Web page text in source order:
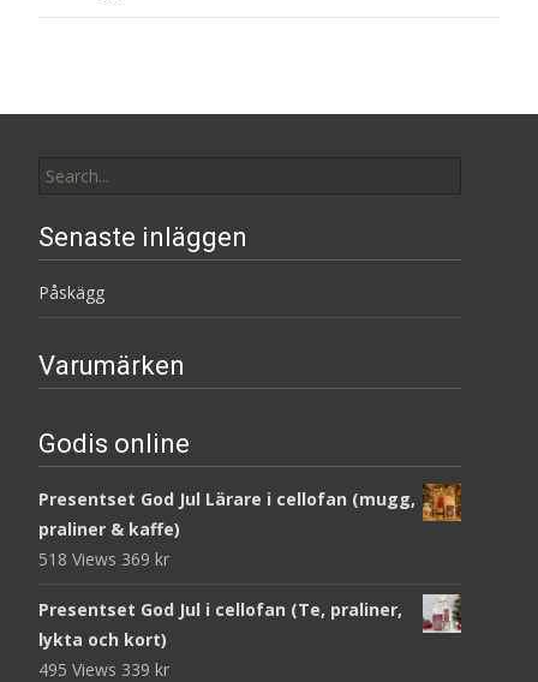
for:
Senaste inläggen
Påskägg
Varumärken
Godis online
Presentset God Jul Lärare i cellofan (mugg,
praliner & kaffe)
518 Views 369 kr
Presentset God Jul i cellofan (Te, praliner,
lykta och kort)
495 Views 339 kr